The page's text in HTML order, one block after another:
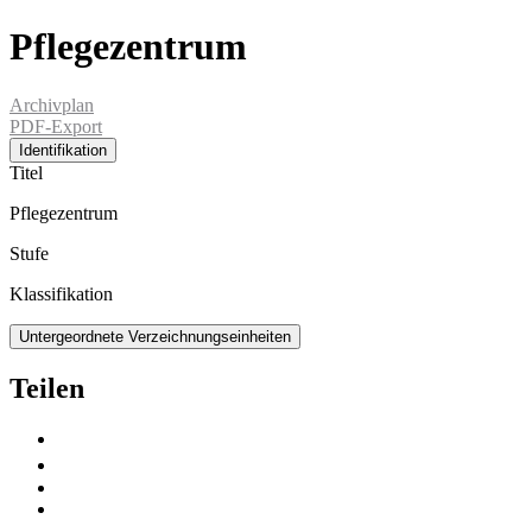
Pflegezentrum
Archivplan
PDF-Export
Identifikation
Titel
Pflegezentrum
Stufe
Klassifikation
Untergeordnete Verzeichnungseinheiten
Teilen